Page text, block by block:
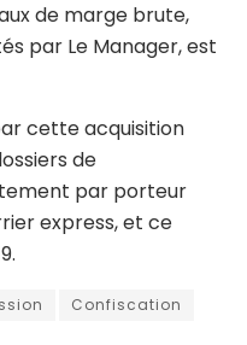
de marge brute,
par Le Manager, est
cette acquisition
de
par porteur
express, et ce
Confiscation